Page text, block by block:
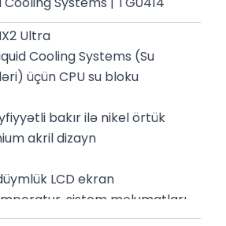
Ultra
Cooling Systems (Su
üçün CPU su bloku
bakır ilə nikel örtük
akril dizayn
LCD ekran
sistem məlumatları
animasiyaların göstərilməsi